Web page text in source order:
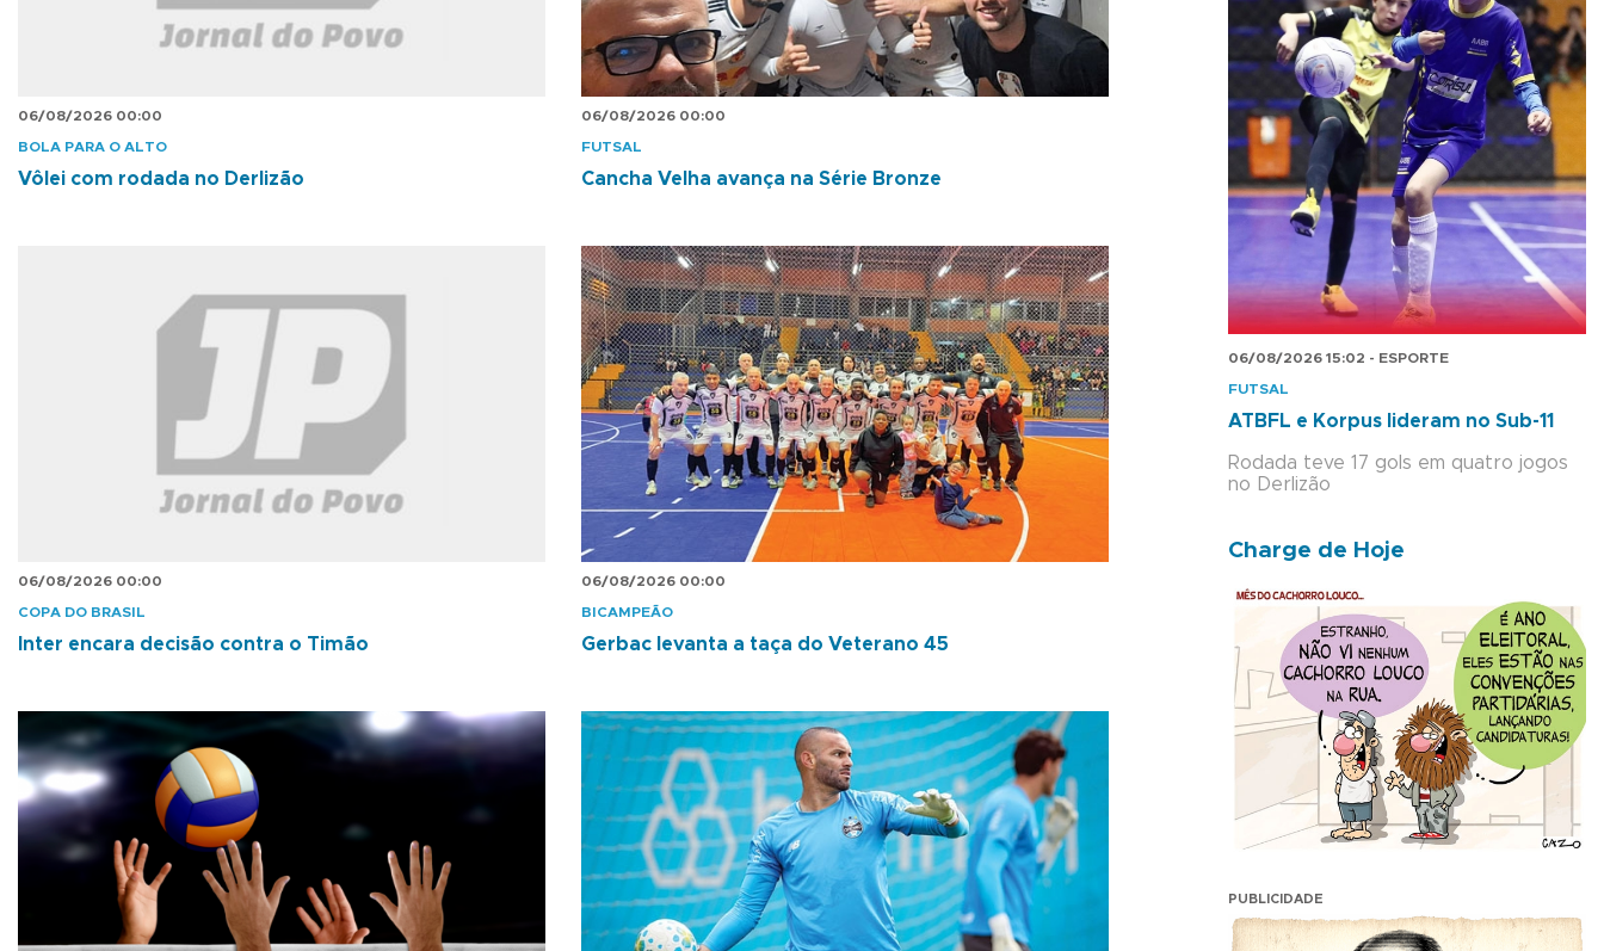
06/08/2026 00:00
BOLA PARA O ALTO
Vôlei com rodada no Derlizão
06/08/2026 00:00
FUTSAL
Cancha Velha avança na Série Bronze
06/08/2026 00:00
COPA DO BRASIL
Inter encara decisão contra o Timão
06/08/2026 00:00
BICAMPEÃO
Gerbac levanta a taça do Veterano 45
06/08/2026 15:02 - ESPORTE
FUTSAL
ATBFL e Korpus lideram no Sub-11
Rodada teve 17 gols em quatro jogos
no Derlizão
Charge de Hoje
PUBLICIDADE